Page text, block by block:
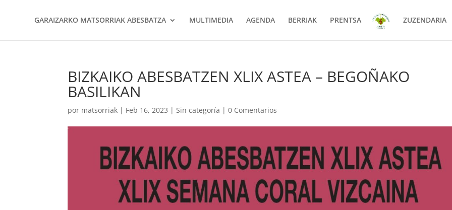
GARAIZARKO MATSORRIAK ABESBATZA MULTIMEDIA AGENDA BERRIAK PRENTSA ZUZENDARIA
BIZKAIKO ABESBATZEN XLIX ASTEA – BEGOÑAKO
BASILIKAN
por matsorriak | Feb 16, 2023 |Sin categoría |0 Comentarios